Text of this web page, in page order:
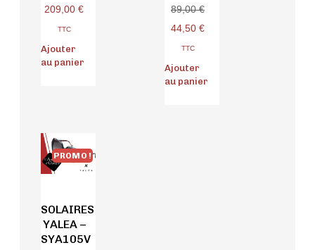
209,00 €
TTC
Ajouter
au panier
89,00€
44,50 €
TTC
Ajouter
au panier
PROMO !
SOLAIRES
YALEA –
SYA105V